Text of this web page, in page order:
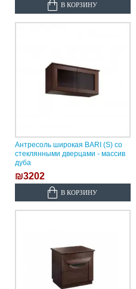
В КОРЗИНУ
Антресоль широкая BARI (S) со
стеклянными дверцами - массив
дуба
₪3202
В КОРЗИНУ